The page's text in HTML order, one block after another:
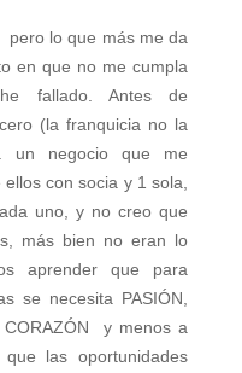
pero lo que más me da
en que no me cumpla
fallado. Antes de
(la franquicia no la
un negocio que me
con socia y 1 sola,
uno, y no creo que
más bien no eran lo
aprender que para
se necesita PASIÓN,
y menos a
las oportunidades